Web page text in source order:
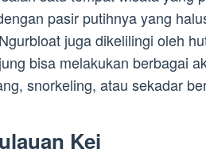
pasir putihnya yang
juga dikelilingi oleh
bisa melakukan berbagai
snorkeling, atau sekadar
Kei